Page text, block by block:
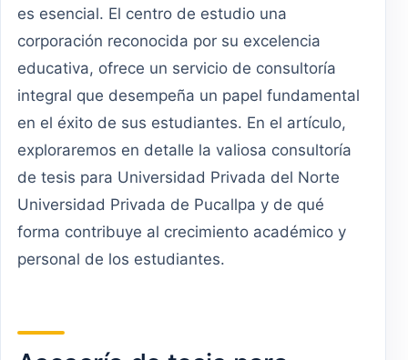
es esencial. El centro de estudio una
corporación reconocida por su excelencia
educativa, ofrece un servicio de consultoría
integral que desempeña un papel fundamental
en el éxito de sus estudiantes. En el artículo,
exploraremos en detalle la valiosa consultoría
de tesis para Universidad Privada del Norte
Universidad Privada de Pucallpa y de qué
forma contribuye al crecimiento académico y
personal de los estudiantes.